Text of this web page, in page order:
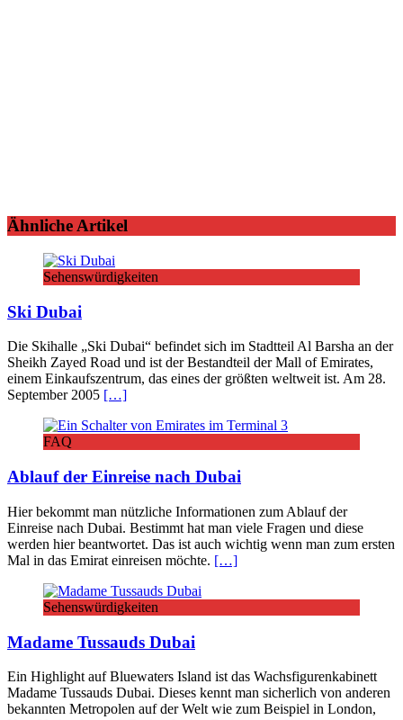
Ähnliche Artikel
Sehenswürdigkeiten
Ski Dubai
Die Skihalle „Ski Dubai“ befindet sich im Stadtteil Al Barsha an der
Sheikh Zayed Road und ist der Bestandteil der Mall of Emirates,
einem Einkaufszentrum, das eines der größten weltweit ist. Am 28.
September 2005 […]
FAQ
Ablauf der Einreise nach Dubai
Hier bekommt man nützliche Informationen zum Ablauf der
Einreise nach Dubai. Bestimmt hat man viele Fragen und diese
werden hier beantwortet. Das ist auch wichtig wenn man zum ersten
Mal in das Emirat einreisen möchte. […]
Sehenswürdigkeiten
Madame Tussauds Dubai
Ein Highlight auf Bluewaters Island ist das Wachsfigurenkabinett
Madame Tussauds Dubai. Dieses kennt man sicherlich von anderen
bekannten Metropolen auf der Welt wie zum Beispiel in London,